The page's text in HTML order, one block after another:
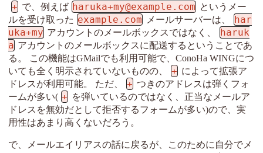
+ で、例えば haruka+my@example.com というメー
ルを受け取った example.com メールサーバーは、
har
uka+my アカウントのメールボックスではなく、
haruk
a アカウントのメールボックスに配送するということであ
る。 この機能はGMailでも利用可能で、ConoHa WINGにつ
いても全く明示されていないものの、
+ によって拡張ア
ドレスが利用可能。 ただ、
+ つきのアドレスは弾くフォ
ームが多い( + を弾いているのではなく、正当なメールア
ドレスを無効だとして拒否するフォームが多い)ので、実
用性はあまり高くないだろう。
で、メールエイリアスの話に戻るが、このために自分でメ